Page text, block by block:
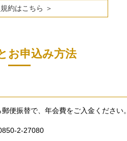
約はこちら ＞
お申込み方法
便振替で、年会費をご入金ください。
2-27080